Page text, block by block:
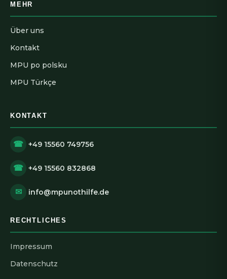
MEHR
Über uns
Kontakt
MPU po polsku
MPU Türkçe
KONTAKT
☎ +49 15560 749756
☎ +49 15560 832868
✉ info@mpunothilfe.de
RECHTLICHES
Impressum
Datenschutz